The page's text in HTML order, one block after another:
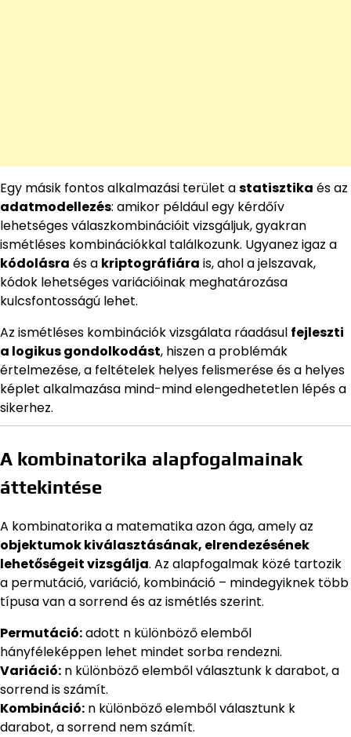
Egy másik fontos alkalmazási terület astatisztika és az
adatmodellezés: amikor például egy kérdőív
lehetséges válaszkombinációit vizsgáljuk, gyakran
ismétléses kombinációkkal találkozunk. Ugyanez igaz a
kódolásra és a kriptográfiára is, ahol a jelszavak,
kódok lehetséges variációinak meghatározása
kulcsfontosságú lehet.
Az ismétléses kombinációk vizsgálata ráadásul fejleszti
a logikus gondolkodást, hiszen a problémák
értelmezése, a feltételek helyes felismerése és a helyes
képlet alkalmazása mind-mind elengedhetetlen lépés a
sikerhez.
A kombinatorika alapfogalmainak
áttekintése
A kombinatorika a matematika azon ága, amely az
objektumok kiválasztásának, elrendezésének
lehetőségeit vizsgálja. Az alapfogalmak közé tartozik
a permutáció, variáció, kombináció – mindegyiknek több
típusa van a sorrend és az ismétlés szerint.
Permutáció:adott n különböző elemből
hányféleképpen lehet mindet sorba rendezni.
Variáció: n különböző elemből választunk k darabot, a
sorrend is számít.
Kombináció: n különböző elemből választunk k
darabot, a sorrend nem számít.